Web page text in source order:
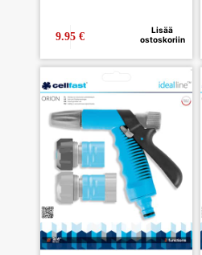
9.95€
Lisää
ostoskoriin